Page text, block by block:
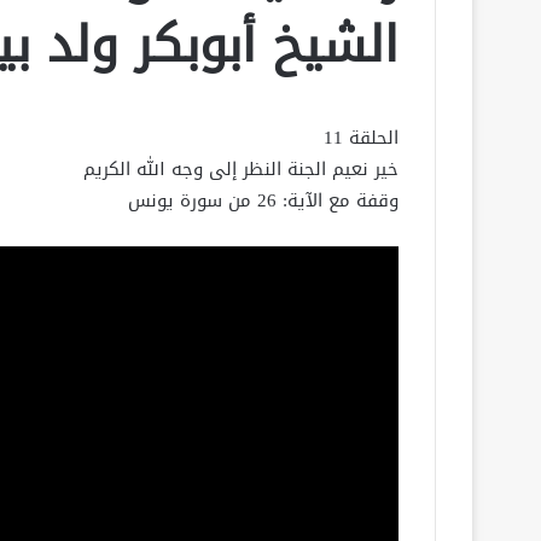
الشيخ أبوبكر ولد
الحلقة 11
خير نعيم الجنة النظر إلى وجه الله الكريم
وقفة مع الآية: 26 من سورة يونس